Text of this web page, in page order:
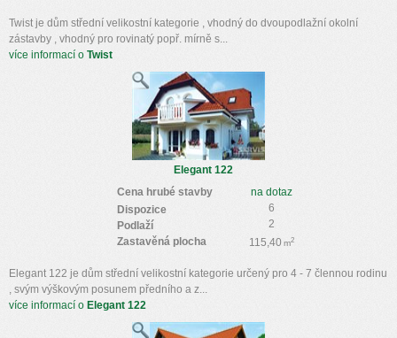
Twist je dům střední velikostní kategorie , vhodný do dvoupodlažní okolní
zástavby , vhodný pro rovinatý popř. mírně s...
více informací o Twist
Elegant 122
na dotaz
Cena hrubé stavby
6
Dispozice
2
Podlaží
115,40 m2
Zastavěná plocha
Elegant 122 je dům střední velikostní kategorie určený pro 4 - 7 člennou rodinu
, svým výškovým posunem předního a z...
více informací o Elegant 122